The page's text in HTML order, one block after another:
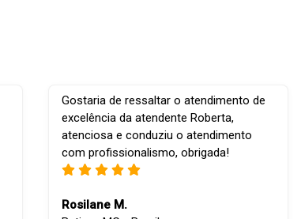
Gostaria de ressaltar o atendimento de
excelência da atendente Roberta,
atenciosa e conduziu o atendimento
com profissionalismo, obrigada!
Rosilane M.